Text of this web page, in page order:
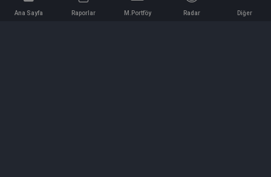
Ana Sayfa Raporlar M.Portföy Radar Diğer